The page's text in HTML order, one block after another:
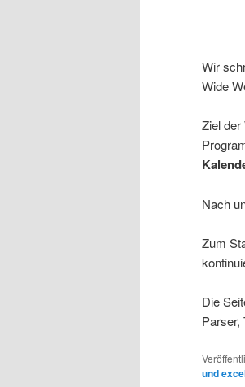
Wir
Wide
Ziel
Nach
Zum
Die
Parser,
und